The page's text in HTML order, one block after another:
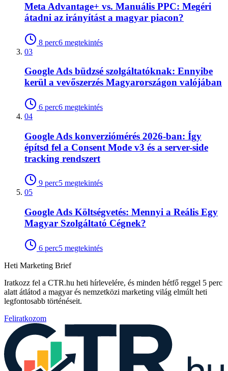
Meta Advantage+ vs. Manuális PPC: Megéri
átadni az irányítást a magyar piacon?
8 perc6 megtekintés
03
Google Ads büdzsé szolgáltatóknak: Ennyibe
kerül a vevőszerzés Magyarországon valójában
6 perc6 megtekintés
04
Google Ads konverziómérés 2026-ban: Így
építsd fel a Consent Mode v3 és a server-side
tracking rendszert
9 perc5 megtekintés
05
Google Ads Költségvetés: Mennyi a Reális Egy
Magyar Szolgáltató Cégnek?
6 perc5 megtekintés
Heti Marketing Brief
Iratkozz fel a CTR.hu heti hírlevelére, és minden hétfő reggel 5 perc
alatt átlátod a magyar és nemzetközi marketing világ elmúlt heti
legfontosabb történéseit.
Feliratkozom